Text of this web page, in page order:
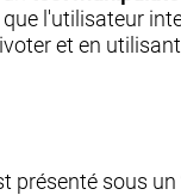
l'utilisateur
et en
présenté sous un